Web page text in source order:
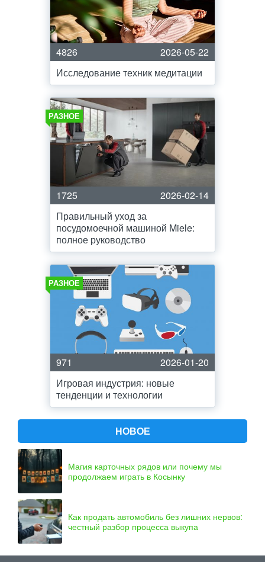
4826
2026-05-22
Исследование техник медитации
РАЗНОЕ
1725
2026-02-14
Правильный уход за
посудомоечной машиной Miele:
полное руководство
РАЗНОЕ
971
2026-01-20
Игровая индустрия: новые
тенденции и технологии
НОВОЕ
Магия карточных рядов или почему мы
продолжаем играть в Косынку
Как продать автомобиль без лишних нервов:
честный разбор процесса выкупа